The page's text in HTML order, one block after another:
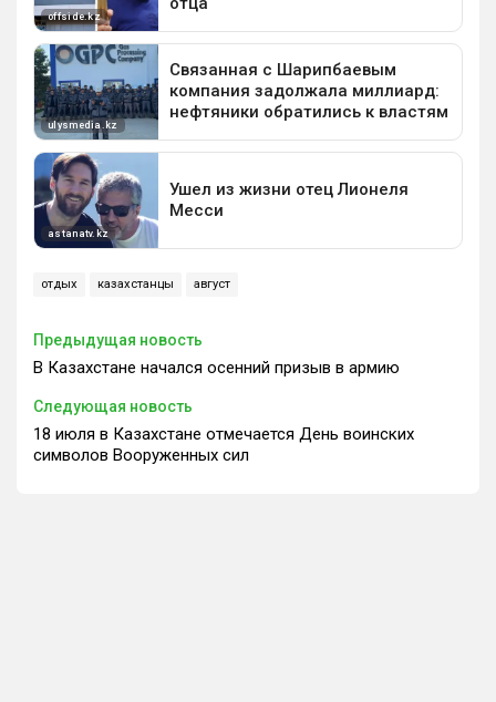
отдых казахстанцы август
Предыдущая новость
В Казахстане начался осенний призыв в армию
Следующая новость
18 июля в Казахстане отмечается День воинских
символов Вооруженных сил